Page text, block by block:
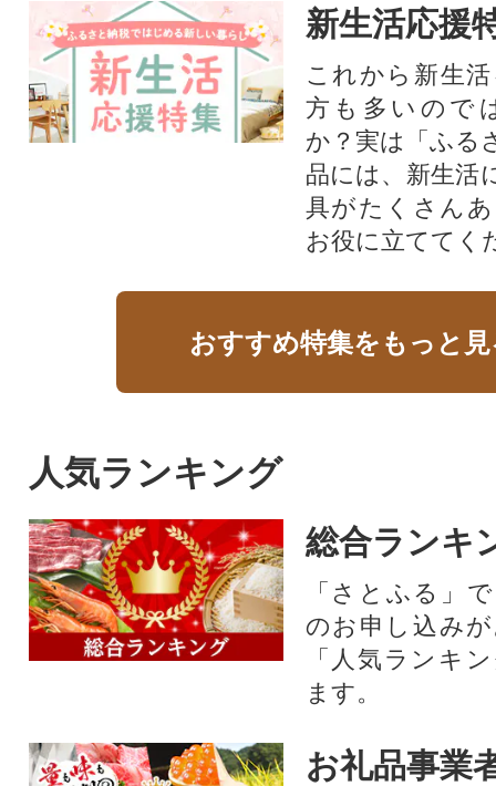
新生活応援
これから新生
方も多いので
か？実は「ふる
品には、新生活
具がたくさん
お役に立ててく
おすすめ特集をもっと
人気ランキング
総合ランキ
「さとふる」
のお申し込み
「人気ランキ
ます。
お礼品事業